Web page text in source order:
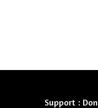
Support : Don